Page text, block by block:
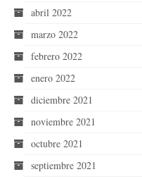
abril 2022
marzo 2022
febrero 2022
enero 2022
diciembre 2021
noviembre 2021
octubre 2021
septiembre 2021